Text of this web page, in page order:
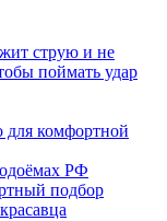
струю и не
поймать удар
для комфортной
РФ
подбор